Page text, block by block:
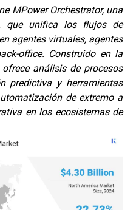
MPower Orchestrator, una
que unifica los flujos de
agentes virtuales, agentes
office. Construido en la
análisis de procesos
predictiva y herramientas
de extremo a
en los ecosistemas de